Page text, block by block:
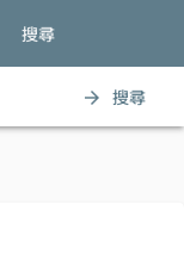
搜尋
arrow_forward 搜尋